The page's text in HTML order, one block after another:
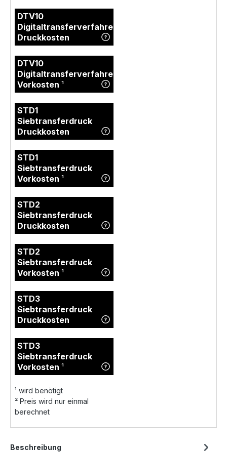
DTV10
Digitaltransferverfahren
Druckkosten
DTV10
Digitaltransferverfahren
Vorkosten¹
STD1
Siebtransferdruck
Druckkosten
STD1
Siebtransferdruck
Vorkosten¹
STD2
Siebtransferdruck
Druckkosten
STD2
Siebtransferdruck
Vorkosten¹
STD3
Siebtransferdruck
Druckkosten
STD3
Siebtransferdruck
Vorkosten¹
¹ wird benötigt
² Preis wird nur einmal
berechnet
Beschreibung